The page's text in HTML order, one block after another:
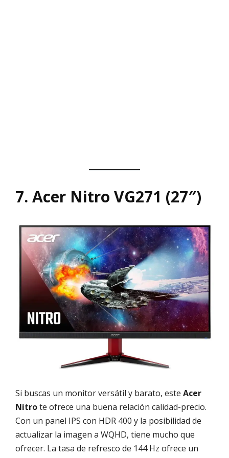
7. Acer Nitro VG271 (27″)
Si buscas un monitor versátil y barato, este Acer
Nitrote ofrece una buena relación calidad-precio.
Con un panel IPS con HDR 400 y la posibilidad de
actualizar la imagen a WQHD, tiene mucho que
ofrecer. La tasa de refresco de 144 Hz ofrece un